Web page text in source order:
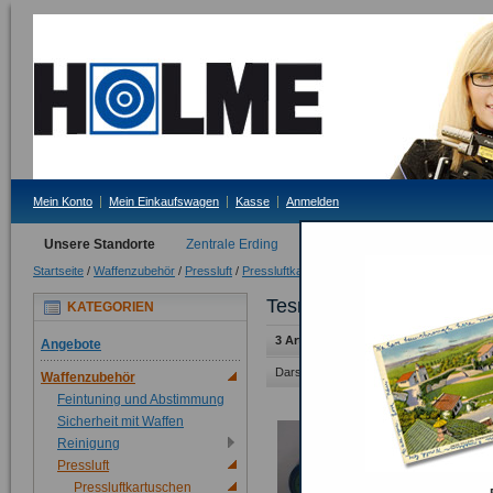
Mein Konto Mein Einkaufswagen Kasse Anmelden
Unsere Standorte Zentrale Erding
Startseite / Waffenzubehör / Pressluft / Pressluftkartuschen
Tesro
3 Artikel
Darstellung als: Raster Liste
KATEGORIEN
Angebote
Waffenzubehör
Feintuning und Abstimmung
Sicherheit mit Waffen
Reinigung
Pressluft
Pressluftkartuschen